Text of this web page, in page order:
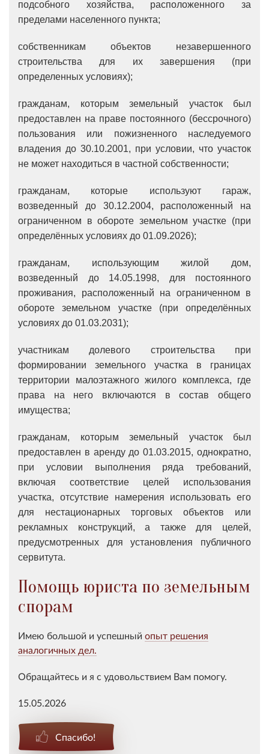
подсобного хозяйства, расположенного за
пределами населенного пункта;
собственникам объектов незавершенного
строительства для их завершения (при
определенных условиях);
гражданам, которым земельный участок был
предоставлен на праве постоянного (бессрочного)
пользования или пожизненного наследуемого
владения до 30.10.2001, при условии, что участок
не может находиться в частной собственности;
гражданам, которые используют гараж,
возведенный до 30.12.2004, расположенный на
ограниченном в обороте земельном участке (при
определённых условиях до 01.09.2026);
гражданам, использующим жилой дом,
возведенный до 14.05.1998, для постоянного
проживания, расположенный на ограниченном в
обороте земельном участке (при определённых
условиях до 01.03.2031);
участникам долевого строительства при
формировании земельного участка в границах
территории малоэтажного жилого комплекса, где
права на него включаются в состав общего
имущества;
гражданам, которым земельный участок был
предоставлен в аренду до 01.03.2015, однократно,
при условии выполнения ряда требований,
включая соответствие целей использования
участка, отсутствие намерения использовать его
для нестационарных торговых объектов или
рекламных конструкций, а также для целей,
предусмотренных для установления публичного
сервитута.
Помощь юриста по земельным
спорам
Имею большой и успешный опыт решения
аналогичных дел.
Обращайтесь и я с удовольствием Вам помогу.
15.05.2026
Спасибо!